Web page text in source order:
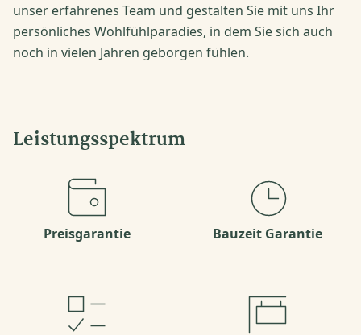
unser erfahrenes Team und gestalten Sie mit uns Ihr
persönliches Wohlfühlparadies, in dem Sie sich auch
noch in vielen Jahren geborgen fühlen.
Leistungsspektrum
Preisgarantie Bauzeit Garantie